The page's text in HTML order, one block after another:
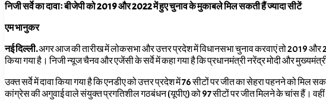
निजी सर्वे का दावाः बीजेपी को 2019 और 2022 में हुए चुनाव के मुकाबले मिल सकती हैं ज्यादा सीटें
एम भानुकर
नई दिल्ली.अगर आज की तारीख में लोकसभा और उत्तर प्रदेश में विधानसभा चुनाव करवाएं तो 2019 और
किया गया है। निजी न्यूज चैनव और एजेंसी के सर्वे में कहा गया है कि प्रधानमंत्री नरेंद्र मोदी और
उक्त सर्वे में दावा किया गया है कि एनडीए को उत्तर प्रदेश में 76 सीटों पर जीत का सेहरा पहनने को
कांग्रेस की अगुवाई वाले संयुक्त प्रगतिशील गठबंधन (यूपीए) को 97 सीटों पर जीत मिलने के चांस हैं। वहीं